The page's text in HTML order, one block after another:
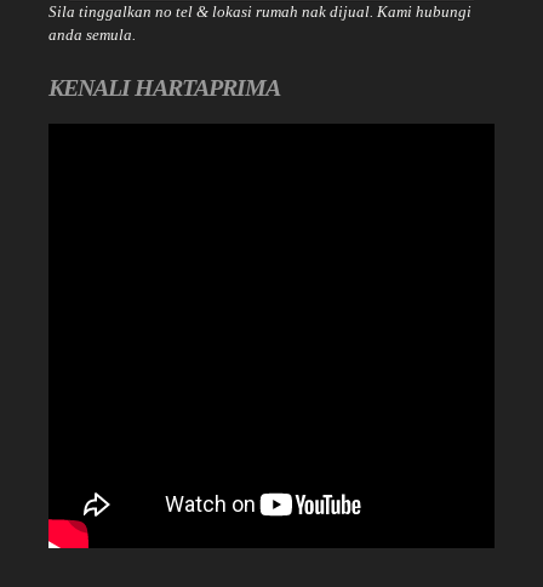
Sila tinggalkan no tel & lokasi rumah nak dijual. Kami hubungi
anda semula.
KENALI HARTAPRIMA